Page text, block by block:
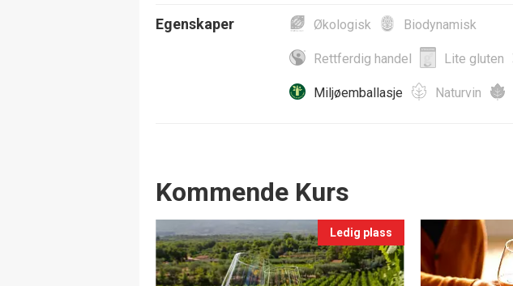
Egenskaper Økologisk Biodynamisk
Rettferdig handel Lite gluten
Miljøemballasje Naturvin
Events
Kommende Kurs
Ledig plass